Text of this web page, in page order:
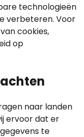
technologieën
verbeteren. Voor
cookies,
op
naar landen
ervoor dat er
te